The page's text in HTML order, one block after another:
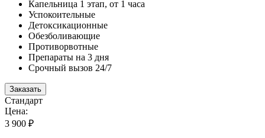
Капельница 1 этап, от 1 часа
Успокоительные
Детоксикационные
Обезболивающие
Противорвотные
Препараты на 3 дня
Срочный вызов 24/7
Заказать
Стандарт
Цена:
3 900 ₽